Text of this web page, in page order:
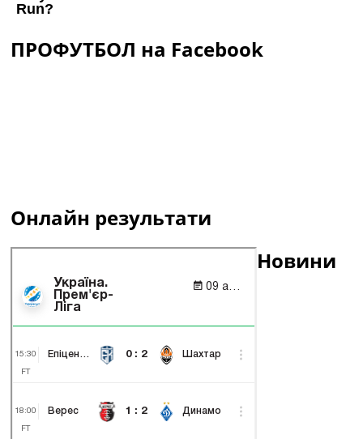
ПРОФУТБОЛ на Facebook
Онлайн результати
Новини